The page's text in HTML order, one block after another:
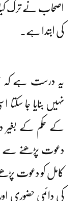
اصحاب نے ترک کیا
کی ابتدا ہے۔
یہ درست ہے کہ
نہیں بنایا جا
کے حکم کے بغیر
دعوت پڑھنے سے
کامل کو دعوت
کی دائمی حضوری